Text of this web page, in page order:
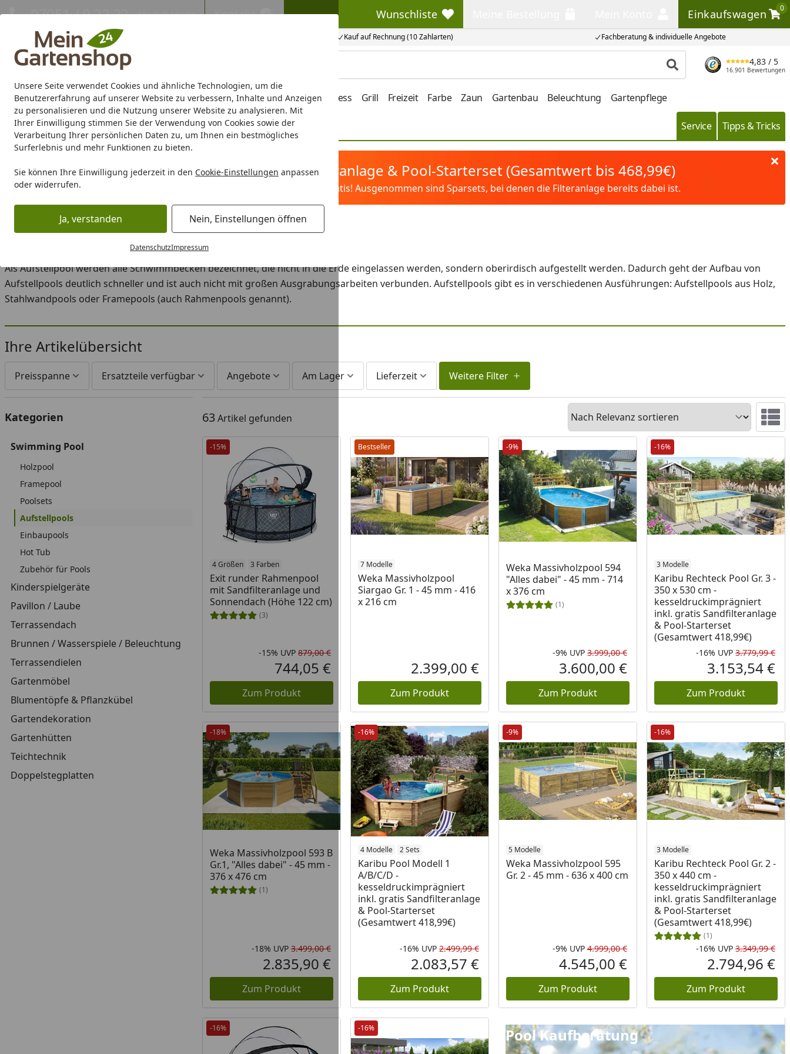
Unsere Seite verwendet Cookies und ähnliche Technologien, um die
Benutzererfahrung auf unserer Website zu verbessern, Inhalte und Anzeigen
zu personalisieren und die Nutzung unserer Website zu analysieren. Mit
Ihrer Einwilligung stimmen Sie der Verwendung von Cookies sowie der
Verarbeitung Ihrer persönlichen Daten zu, um Ihnen ein bestmögliches
Surferlebnis und mehr Funktionen zu bieten.
Sie können Ihre Einwilligung jederzeit in den Cookie-Einstellungen anpassen
oder widerrufen.
Ja, verstanden Nein, Einstellungen öffnen
DatenschutzImpressum
Eigene Montage-Teams Kauf auf Rechnung (10 Zahlarten) Fachberatung & individuelle Angebote
07051 / 9 22 22 Mo-Fr. 8-16 Uhr Kontakt Wunschliste
Wunschliste Einkaufswagen
0
Einkaufswagen
Produkt suchen
4,83 / 5
16.901 Bewertungen
Gartenhaus Gerätehaus Gewächshaus Carport/Garage/Vordach Wellness Grill Freizeit Farbe Zaun Gartenbau Beleuchtung Gartenpflege
Marken Sale % Service Tipps & Tricks
Karibu Pools inkl. gratis Sandfilteranlage & Pool-Starterset (Gesamtwert bis 468,99€)
Dein Traumpool im Sorglos-Paket: Filter&Pflege gratis! Ausgenommen sind Sparsets, bei denen die Filteranlage bereits dabei ist.
Startseite
Swimming Pool
Als Aufstellpool werden alle Schwimmbecken bezeichnet, die nicht in die Erde eingelassen werden, sondern oberirdisch aufgestellt werden. Dadurch geht der Aufbau von
Aufstellpools deutlich schneller und ist auch nicht mit großen Ausgrabungsarbeiten verbunden. Aufstellpools gibt es in verschiedenen Ausführungen: Aufstellpools aus Holz,
Stahlwandpools oder Framepools (auch Rahmenpools genannt).
Ihre Artikelübersicht
Preisspanne Ersatzteile verfügbar Angebote Am Lager Lieferzeit Weitere Filter
Kategorien
Swimming Pool
Holzpool
Framepool
Poolsets
Aufstellpools
Einbaupools
Hot Tub
Zubehör für Pools
Kinderspielgeräte
Pavillon / Laube
Terrassendach
Brunnen / Wasserspiele / Beleuchtung
Terrassendielen
Gartenmöbel
Blumentöpfe & Pflanzkübel
Gartendekoration
Gartenhütten
Teichtechnik
Doppelstegplatten
63Artikel gefunden
Sortieren
-15%
4 Größen 3 Farben
Exit runder Rahmenpool
mit Sandfilteranlage und
Sonnendach (Höhe 122 cm)
(3)
Rabatt in Prozent
-15%
Ursprünglicher Preis
UVP 879,00 €
Aktueller Preis
744,05 €
Zum Produkt
Bestseller
7 Modelle
Weka Massivholzpool
Siargao Gr. 1 - 45 mm - 416
x 216 cm
Aktueller Preis
2.399,00 €
Zum Produkt
-9%
Weka Massivholzpool 594
"Alles dabei" - 45 mm - 714
x 376 cm
(1)
Rabatt in Prozent
-9%
Ursprünglicher Preis
UVP 3.999,00 €
Aktueller Preis
3.600,00 €
Zum Produkt
-16%
3 Modelle
Karibu Rechteck Pool Gr. 3 -
350 x 530 cm -
kesseldruckimprägniert
inkl. gratis Sandfilteranlage
& Pool-Starterset
(Gesamtwert 418,99€)
-16% UVP 3.779,99 €
3.153,54 €
Zum Produkt
-18%
Weka Massivholzpool 593 B
Gr.1, "Alles dabei" - 45 mm -
376 x 476 cm
(1)
Rabatt in Prozent
-18%
Ursprünglicher Preis
UVP 3.499,00 €
Aktueller Preis
2.835,90 €
Zum Produkt
-16%
4 Modelle 2 Sets
Karibu Pool Modell 1
A/B/C/D -
kesseldruckimprägniert
inkl. gratis Sandfilteranlage
& Pool-Starterset
(Gesamtwert 418,99€)
Rabatt in Prozent
-16%
Ursprünglicher Preis
UVP 2.499,99 €
Aktueller Preis
2.083,57 €
Zum Produkt
-9%
5 Modelle
Weka Massivholzpool 595
Gr. 2 - 45 mm - 636 x 400 cm
Rabatt in Prozent
-9%
Ursprünglicher Preis
UVP 4.999,00 €
Aktueller Preis
4.545,00 €
Zum Produkt
-16%
3 Modelle
Karibu Rechteck Pool Gr. 2 -
350 x 440 cm -
kesseldruckimprägniert
inkl. gratis Sandfilteranlage
& Pool-Starterset
(Gesamtwert 418,99€)
(1)
-16% UVP 3.349,99 €
2.794,96 €
Zum Produkt
-16% -16% Pool Kaufberatung
Pool Kaufberatung